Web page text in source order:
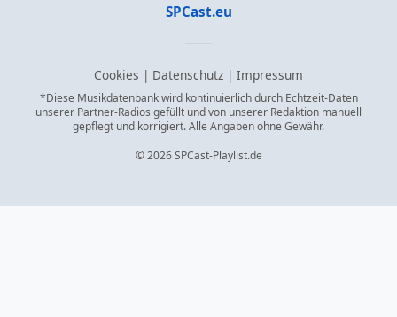
SPCast.eu
Cookies | Datenschutz | Impressum
*Diese Musikdatenbank wird kontinuierlich durch Echtzeit-Daten
unserer Partner-Radios gefüllt und von unserer Redaktion manuell
gepflegt und korrigiert. Alle Angaben ohne Gewähr.
© 2026 SPCast-Playlist.de